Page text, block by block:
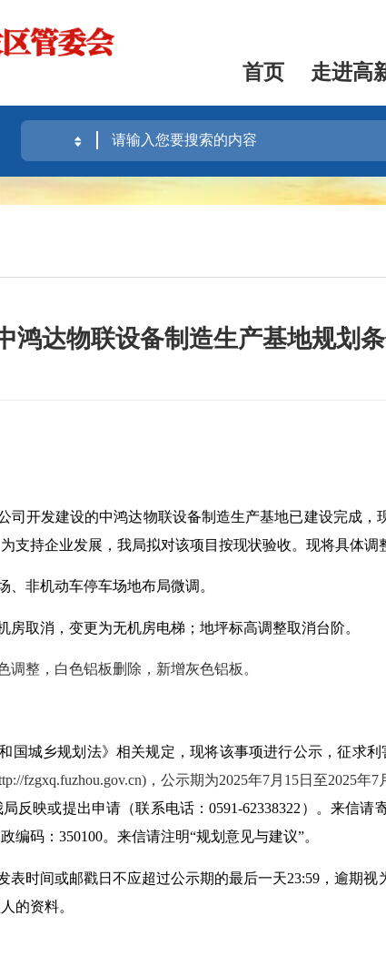
首页 走进高
鸿达物联设备制造生产基地规划
司开发建设的中鸿达物联设备制造生产基地已建设完成
支持企业发展，我局拟对该项目按现状验收。现将具体调
、非机动车停车场地布局微调。
房取消，变更为无机房电梯；地坪标高调整取消台阶。
调整，白色铝板删除，新增灰色铝板。
国城乡规划法》相关规定，现将该事项进行公示，征求
fzgxq.fuzhou.gov.cn)，公示期为2025年7月 15日至2025年7
反映或提出申请（联系电话：0591-62338322）。来信
编码：350100。来信请注明“规划意见与建议”。
表时间或邮戳日不应超过公示期的最后一天23:59，逾期视
的资料。